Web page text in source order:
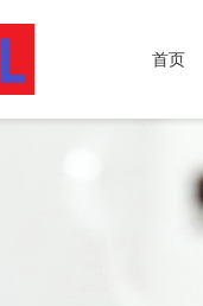
首页